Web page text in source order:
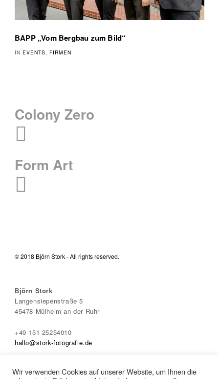
BAPP „Vom Bergbau zum Bild“
IN EVENTS, FIRMEN
Beitragsnavigation
Colony Zero
Form Art
© 2018 Björn Stork - All rights reserved.
Björn Stork
Langensiepenstraße 5
45478 Mülheim an der Ruhr
+49 151 25254010
hallo@stork-fotografie.de
Wir verwenden Cookies auf unserer Website, um Ihnen die